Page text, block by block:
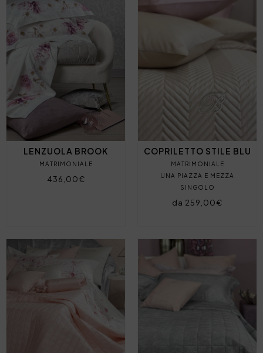
LENZUOLA BROOK
MATRIMONIALE
436,00€
COPRILETTO STILE BLU
MATRIMONIALE
UNA PIAZZA E MEZZA
SINGOLO
da 259,00€